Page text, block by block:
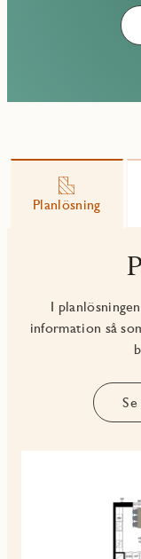
Planlösning
I
information så